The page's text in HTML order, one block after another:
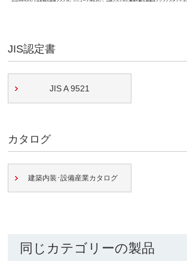
JIS認定書
JIS A 9521
カタログ
建築内装･設備産業カタログ
同じカテゴリーの製品